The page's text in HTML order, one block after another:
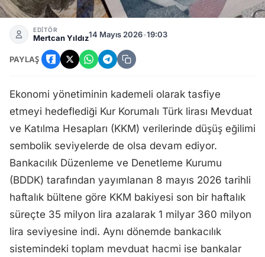
BDDK Haftalık Bültenini Paylaştı: KKM Bakiyesi Geriledi,
EDİTÖR
Mertcan Yıldız14 Mayıs 2026•19:03
PAYLAŞ
Ekonomi yönetiminin kademeli olarak tasfiye
etmeyi hedeflediği Kur Korumalı Türk lirası Mevduat
ve Katılma Hesapları (KKM) verilerinde düşüş eğilimi
sembolik seviyelerde de olsa devam ediyor.
Bankacılık Düzenleme ve Denetleme Kurumu
(BDDK) tarafından yayımlanan 8 mayıs 2026 tarihli
haftalık bültene göre KKM bakiyesi son bir haftalık
süreçte 35 milyon lira azalarak 1 milyar 360 milyon
lira seviyesine indi. Aynı dönemde bankacılık
sistemindeki toplam mevduat hacmi ise bankalar